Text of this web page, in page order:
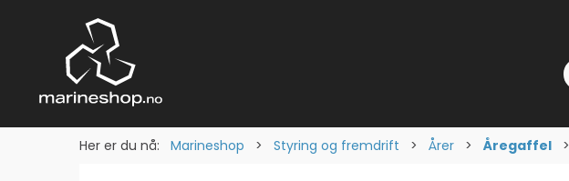
Her er du nå: Marineshop > Styring og fremdrift > Årer > Åregaffel >